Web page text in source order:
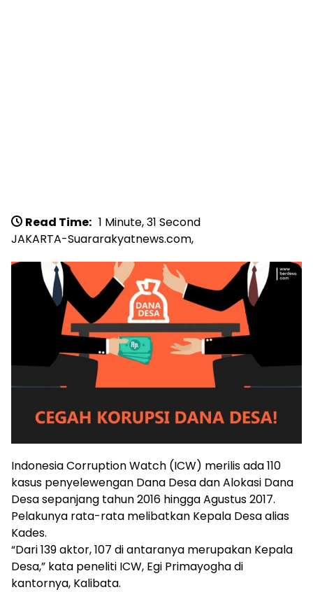
Read Time: 1 Minute, 31 Second
JAKARTA-Suararakyatnews.com,
Indonesia Corruption Watch (ICW) merilis ada 110
kasus penyelewengan Dana Desa dan Alokasi Dana
Desa sepanjang tahun 2016 hingga Agustus 2017.
Pelakunya rata-rata melibatkan Kepala Desa alias
Kades.
“Dari 139 aktor, 107 di antaranya merupakan Kepala
Desa,” kata peneliti ICW, Egi Primayogha di
kantornya, Kalibata.